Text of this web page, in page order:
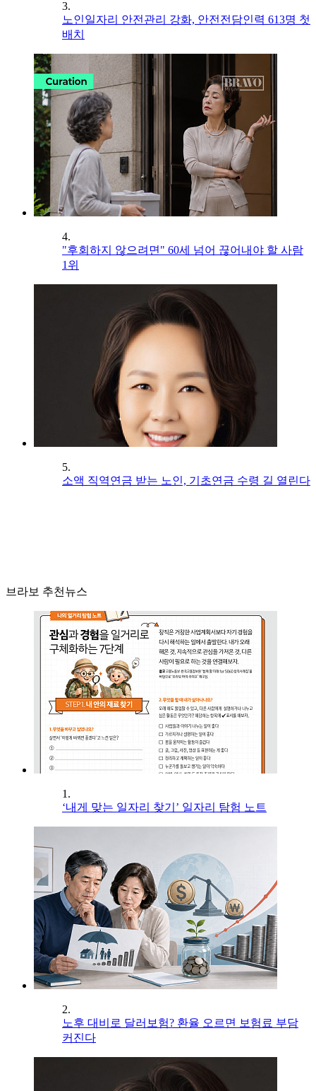
3.
노인일자리 안전관리 강화, 안전전담인력 613명 첫
배치
4.
"후회하지 않으려면" 60세 넘어 끊어내야 할 사람
1위
5.
소액 직역연금 받는 노인, 기초연금 수령 길 열린다
브라보 추천뉴스
1.
‘내게 맞는 일자리 찾기’ 일자리 탐험 노트
2.
노후 대비로 달러보험? 환율 오르면 보험료 부담
커진다